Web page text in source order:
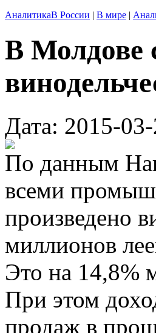
АналитикаВ России | В мире |
В Молдове
Дата: 2015-
По данным
всеми
произведено
миллионов
Это на 14,8%
При этом
продаж в